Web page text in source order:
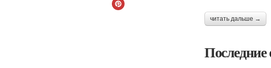
читать дальше →
Последние